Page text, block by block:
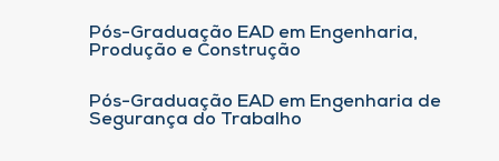
Pós-Graduação EAD em Engenharia,
Produção e Construção
Pós-Graduação EAD em Engenharia de
Segurança do Trabalho